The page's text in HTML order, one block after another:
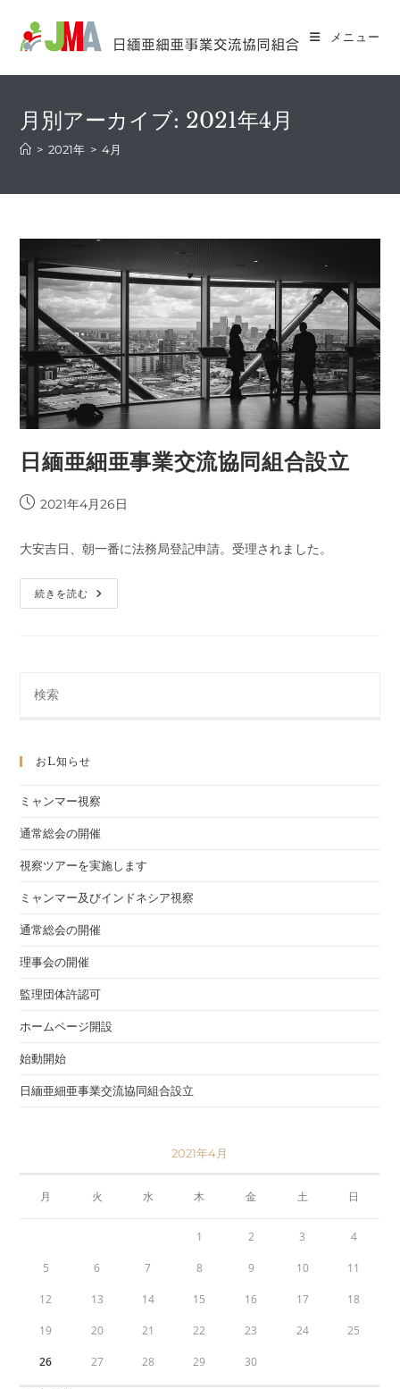
ン
メニュー
月別アーカイブ: 2021年4月
> 2021年 > 4月
日緬亜細亜事業交流協同組合設立
投
公
開
日:
2021年4月26日
大安吉日、朝一番に法務局登記申請。受理されました。
続きを読む 日
緬
設
立
おl知らせ
ミャンマー視察
通常総会の開催
視察ツアーを実施します
ミャンマー及びインドネシア視察
通常総会の開催
理事会の開催
監理団体許認可
ホームページ開設
始動開始
日緬亜細亜事業交流協同組合設立
2021年4月
月 火 水 木 金 土 日
1 2 3 4
5 6 7 8 9 10 11
12 13 14 15 16 17 18
19 20 21 22 23 24 25
26 27 28 29 30